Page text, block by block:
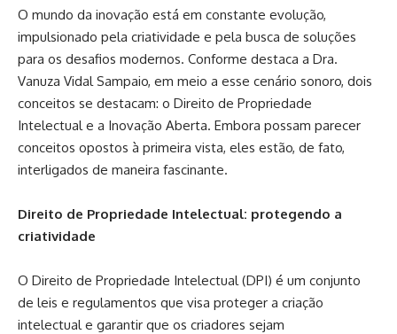
O mundo da inovação está em constante evolução,
impulsionado pela criatividade e pela busca de soluções
para os desafios modernos. Conforme destaca a Dra.
Vanuza Vidal Sampaio, em meio a esse cenário sonoro, dois
conceitos se destacam: o Direito de Propriedade
Intelectual e a Inovação Aberta. Embora possam parecer
conceitos opostos à primeira vista, eles estão, de fato,
interligados de maneira fascinante.
Direito de Propriedade Intelectual: protegendo a
criatividade
O Direito de Propriedade Intelectual (DPI) é um conjunto
de leis e regulamentos que visa proteger a criação
intelectual e garantir que os criadores sejam